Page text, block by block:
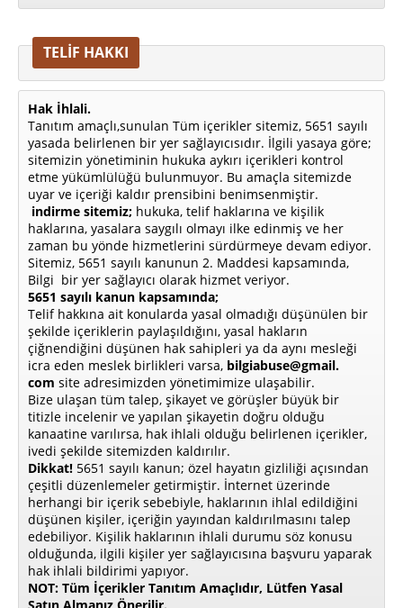
TELİF HAKKI
Hak İhlali.
Tanıtım amaçlı,sunulan Tüm içerikler sitemiz, 5651 sayılı
yasada belirlenen bir yer sağlayıcısıdır. İlgili yasaya göre;
sitemizin yönetiminin hukuka aykırı içerikleri kontrol
etme yükümlülüğü bulunmuyor. Bu amaçla sitemizde
uyar ve içeriği kaldır prensibini benimsenmiştir.
indirme sitemiz; hukuka, telif haklarına ve kişilik
haklarına, yasalara saygılı olmayı ilke edinmiş ve her
zaman bu yönde hizmetlerini sürdürmeye devam ediyor.
Sitemiz, 5651 sayılı kanunun 2. Maddesi kapsamında,
Bilgi bir yer sağlayıcı olarak hizmet veriyor.
5651 sayılı kanun kapsamında;
Telif hakkına ait konularda yasal olmadığı düşünülen bir
şekilde içeriklerin paylaşıldığını, yasal hakların
çiğnendiğini düşünen hak sahipleri ya da aynı mesleği
icra eden meslek birlikleri varsa, bilgiabuse@gmail.
com site adresimizden yönetimimize ulaşabilir.
Bize ulaşan tüm talep, şikayet ve görüşler büyük bir
titizle incelenir ve yapılan şikayetin doğru olduğu
kanaatine varılırsa, hak ihlali olduğu belirlenen içerikler,
ivedi şekilde sitemizden kaldırılır.
Dikkat! 5651 sayılı kanun; özel hayatın gizliliği açısından
çeşitli düzenlemeler getirmiştir. İnternet üzerinde
herhangi bir içerik sebebiyle, haklarının ihlal edildiğini
düşünen kişiler, içeriğin yayından kaldırılmasını talep
edebiliyor. Kişilik haklarının ihlali durumu söz konusu
olduğunda, ilgili kişiler yer sağlayıcısına başvuru yaparak
hak ihlali bildirimi yapıyor.
NOT: Tüm İçerikler Tanıtım Amaçlıdır, Lütfen Yasal